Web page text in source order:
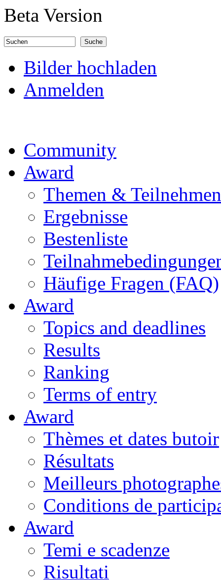
Direkt zum Inhalt
Beta Version
Suchformular
Bilder hochladen
Anmelden
Community
Award
Themen & Teilnehmen
Ergebnisse
Bestenliste
Häufige Fragen (FAQ)
Award
Topics and deadlines
Results
Ranking
Terms of entry
Award
Thèmes et dates butoir
Résultats
Meilleurs
Conditions de
Award
Temi e scadenze
Risultati